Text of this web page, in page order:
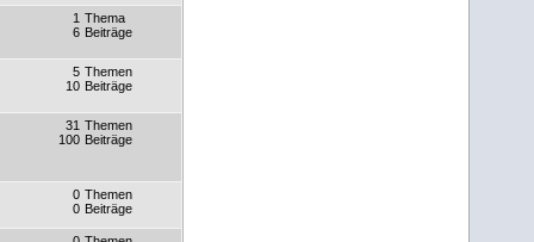
Thema
1
Beiträge
6
Themen
5
Beiträge
10
Themen
31
Beiträge
100
Themen
0
Beiträge
0